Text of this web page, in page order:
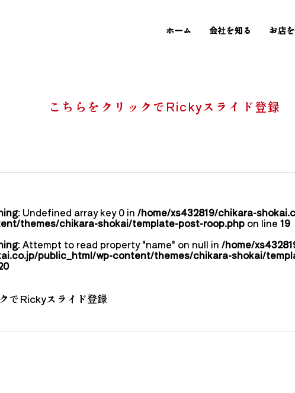
ホーム 会社を知る お店
こちらをクリックでRickyスライド登録
: Undefined array key 0 in /home/xs432819/chikara-
themes/chikara-shokai/template-post-roop.php on line 19
: Attempt to read property "name" on null in /home/
public_html/wp-content/themes/chikara-shokai/
でRickyスライド登録